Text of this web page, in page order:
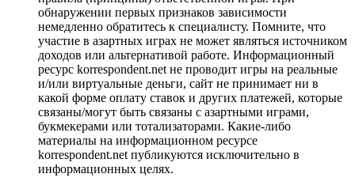
обнаружении первых признаков зависимости
немедленно обратитесь к специалисту. Помните, что
участие в азартных играх не может являться источником
доходов или альтернативой работе. Информационный
ресурс korrespondent.net не проводит игры на реальные
и/или виртуальные деньги, сайт не принимает ни в
какой форме оплату ставок и других платежей, которые
связаны/могут быть связаны с азартными играми,
букмекерами или тотализаторами. Какие-либо
материалы на информационном ресурсе
korrespondent.net публикуются исключительно в
информационных целях.